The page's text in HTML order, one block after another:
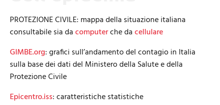
PROTEZIONE CIVILE: mappa della situazione italiana
consultabile sia dacomputerche dacellulare
GIMBE.org: grafici sull’andamento del contagio in Italia
sulla base dei dati del Ministero della Salute e della
Protezione Civile
Epicentro.iss: caratteristiche statistiche